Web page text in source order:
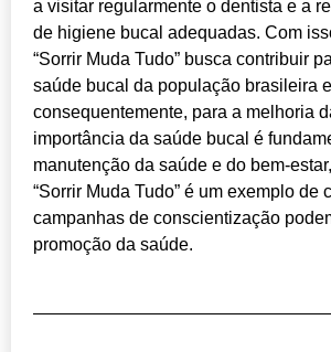
a visitar regularmente o dentista e a
de higiene bucal adequadas. Com
“Sorrir Muda Tudo” busca contribuir
saúde bucal da população brasileira
consequentemente, para a melhoria
importância da saúde bucal é
manutenção da saúde e do bem-
“Sorrir Muda Tudo” é um exemplo de
campanhas de conscientização
promoção da saúde.